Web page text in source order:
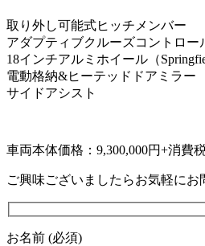
取り外し可能式ヒッチメンバー
アダプティブクルーズコントロー
18インチアルミホイール（
電動格納&ヒーテッドドアミラー
サイドアシスト
車両本体価格：9,300,000円+消費
ご興味ございましたらお気軽にお
お名前 (必須)